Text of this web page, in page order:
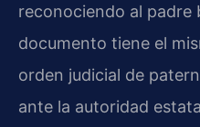
reconociendo al padre
documento tiene el
orden judicial de
ante la autoridad